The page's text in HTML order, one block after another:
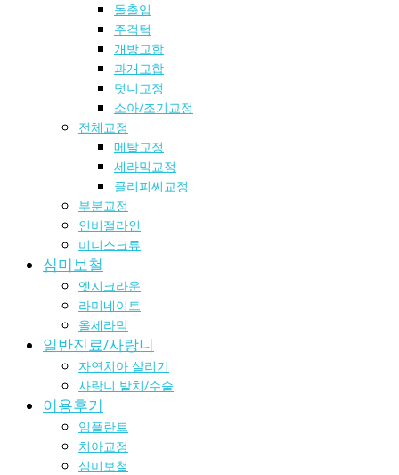
돌출입
주걱턱
개방교합
과개교합
덧니교정
소아/조기교정
전체교정
메탈교정
세라믹교정
클리피씨교정
부분교정
인비절라인
미니스크류
심미보철
엣지크라운
라미네이트
올세라믹
일반진료/사랑니
자연치아 살리기
사랑니 발치/수술
이용후기
임플란트
치아교정
심미보철